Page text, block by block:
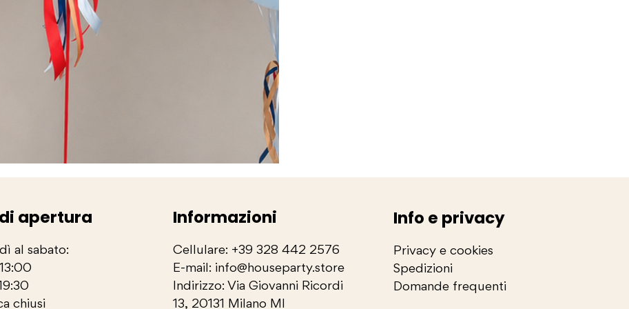
apertura
al sabato:
chiusi
Informazioni
Cellulare: +39 328 442 2576
E-mail: info@houseparty.store
Indirizzo: Via Giovanni Ricordi
13, 20131 Milano MI
Info e privacy
Privacy e cookies
Spedizioni
Domande frequenti